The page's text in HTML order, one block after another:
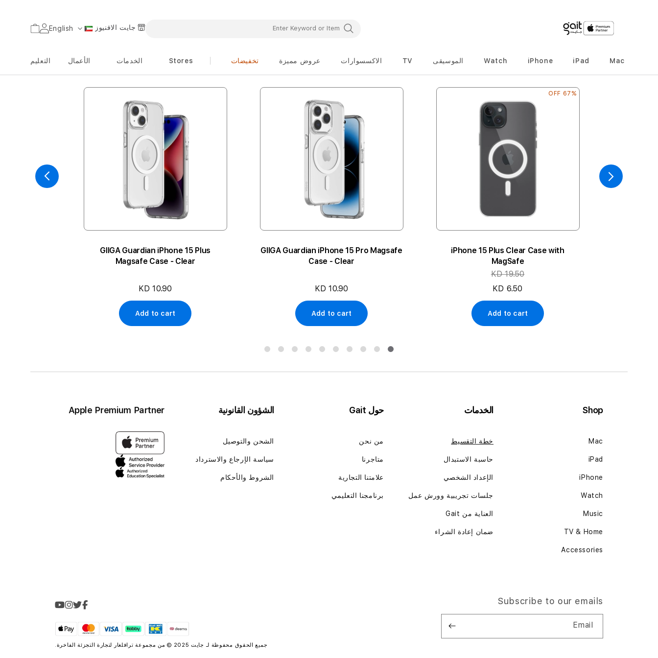
اللغة English جايت الافنيوز السلة
Mac
iPad
iPhone
Watch الموسيقى TV الاكسسوارات عروض مميزة تخفيضات Stores الخدمات الأعمال التعليم
67% OFF
iPhone 15 Plus Clear Case with
MagSafe
KD 19.50
KD 6.50
Add to cart
GIIGA Guardian iPhone 15 Pro Magsafe
Case - Clear
KD 10.90
Add to cart
GIIGA Guardian iPhone 15 Plus
Magsafe Case - Clear
KD 10.90
Add to cart
Shop
Mac
iPad
iPhone
Watch
Music
TV & Home
Accessories
الخدمات
خطة التقسيط
حاسبة الاستبدال
الإعداد الشخصي
جلسات تجريبية وورش عمل
العناية من Gait
ضمان إعادة الشراء
حول Gait
من نحن
متاجرنا
علامتنا التجارية
برنامجنا التعليمي
الشؤون القانونية
الشحن والتوصيل
سياسة الإرجاع والاسترداد
الشروط والأحكام
Apple Premium Partner
Subscribe to our emails
Email
جميع الحقوق محفوظة لـ جايت 2025 © من مجموعة ترافلغار لتجارة التجزئة الفاخرة.